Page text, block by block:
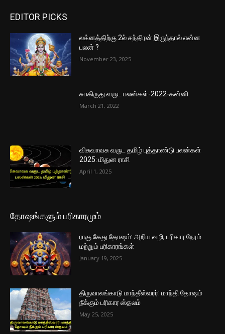
EDITOR PICKS
லக்னத்திற்கு 2ல் சந்திரன் இருந்தால் என்ன
பலன் ?
November 23, 2025
சுபகிருது வருட பலன்கள்-2022-கன்னி
March 21, 2022
விசுவாவசு வருட தமிழ் புத்தாண்டு பலன்கள்
2025: மிதுன ராசி
April 1, 2025
தோஷங்களும் பரிகாரமும்
ராகு கேது தோஷம்: அறிய வழி, பரிகார நேரம்
மற்றும் பரிகாரங்கள்
January 19, 2025
திருவாலங்காடு மாந்தீஸ்வரர்: மாந்தி தோஷம்
நீக்கும் பரிகார ஸ்தலம்
May 25, 2025